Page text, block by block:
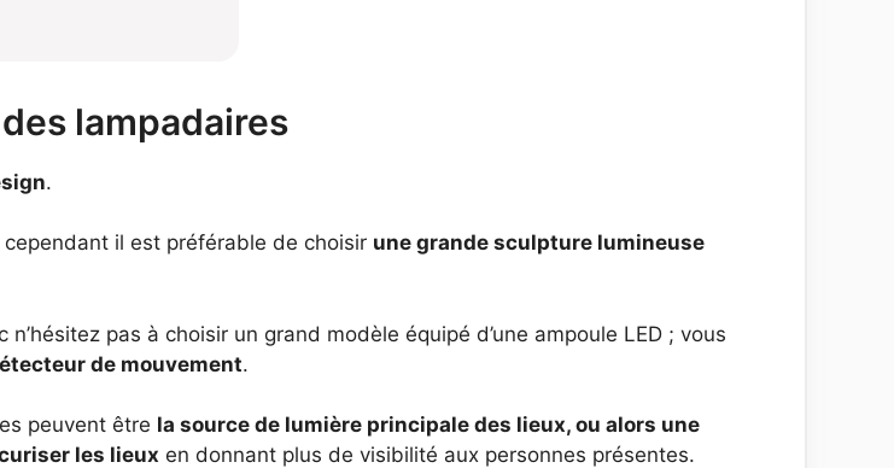
lampadaires
.
il est préférable de choisir une grande sculpture lumineuse
n’hésitez pas à choisir un grand modèle équipé d’une ampoule LED ; vous
de mouvement.
peuvent être la source de lumière principale des lieux, ou alors une
les lieux en donnant plus de visibilité aux personnes présentes.